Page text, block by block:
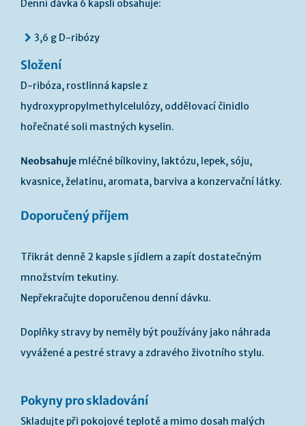
Denní dávka 6 kapslí obsahuje:
3,6 g D-ribózy
Složení
D-ribóza, rostlinná kapsle z
hydroxypropylmethylcelulózy, oddělovací činidlo
hořečnaté soli mastných kyselin.
Neobsahuje mléčné bílkoviny, laktózu, lepek, sóju,
kvasnice, želatinu, aromata, barviva a konzervační látky.
Doporučený příjem
Třikrát denně 2 kapsle s jídlem a zapít dostatečným
množstvím tekutiny.
Nepřekračujte doporučenou denní dávku.
Doplňky stravy by neměly být používány jako náhrada
vyvážené a pestré stravy a zdravého životního stylu.
Pokyny pro skladování
Skladujte při pokojové teplotě a mimo dosah malých